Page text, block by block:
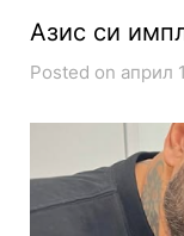
Азис си
Posted on април